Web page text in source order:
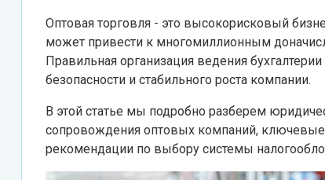
Оптовая торговля - это высокорисковый
может привести к многомиллионным
Правильная организация ведения
безопасности и стабильного роста компании.
В этой статье мы подробно разберем
сопровождения оптовых компаний,
рекомендации по выбору системы